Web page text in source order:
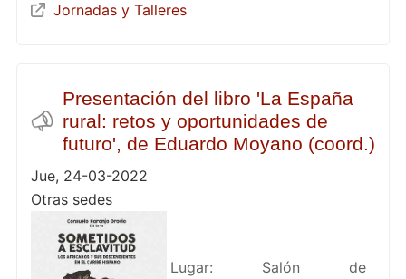
Jornadas y Talleres
Presentación del libro 'La España
rural: retos y oportunidades de
futuro', de Eduardo Moyano (coord.)
Jue, 24-03-2022
Otras sedes
Lugar: Salón de